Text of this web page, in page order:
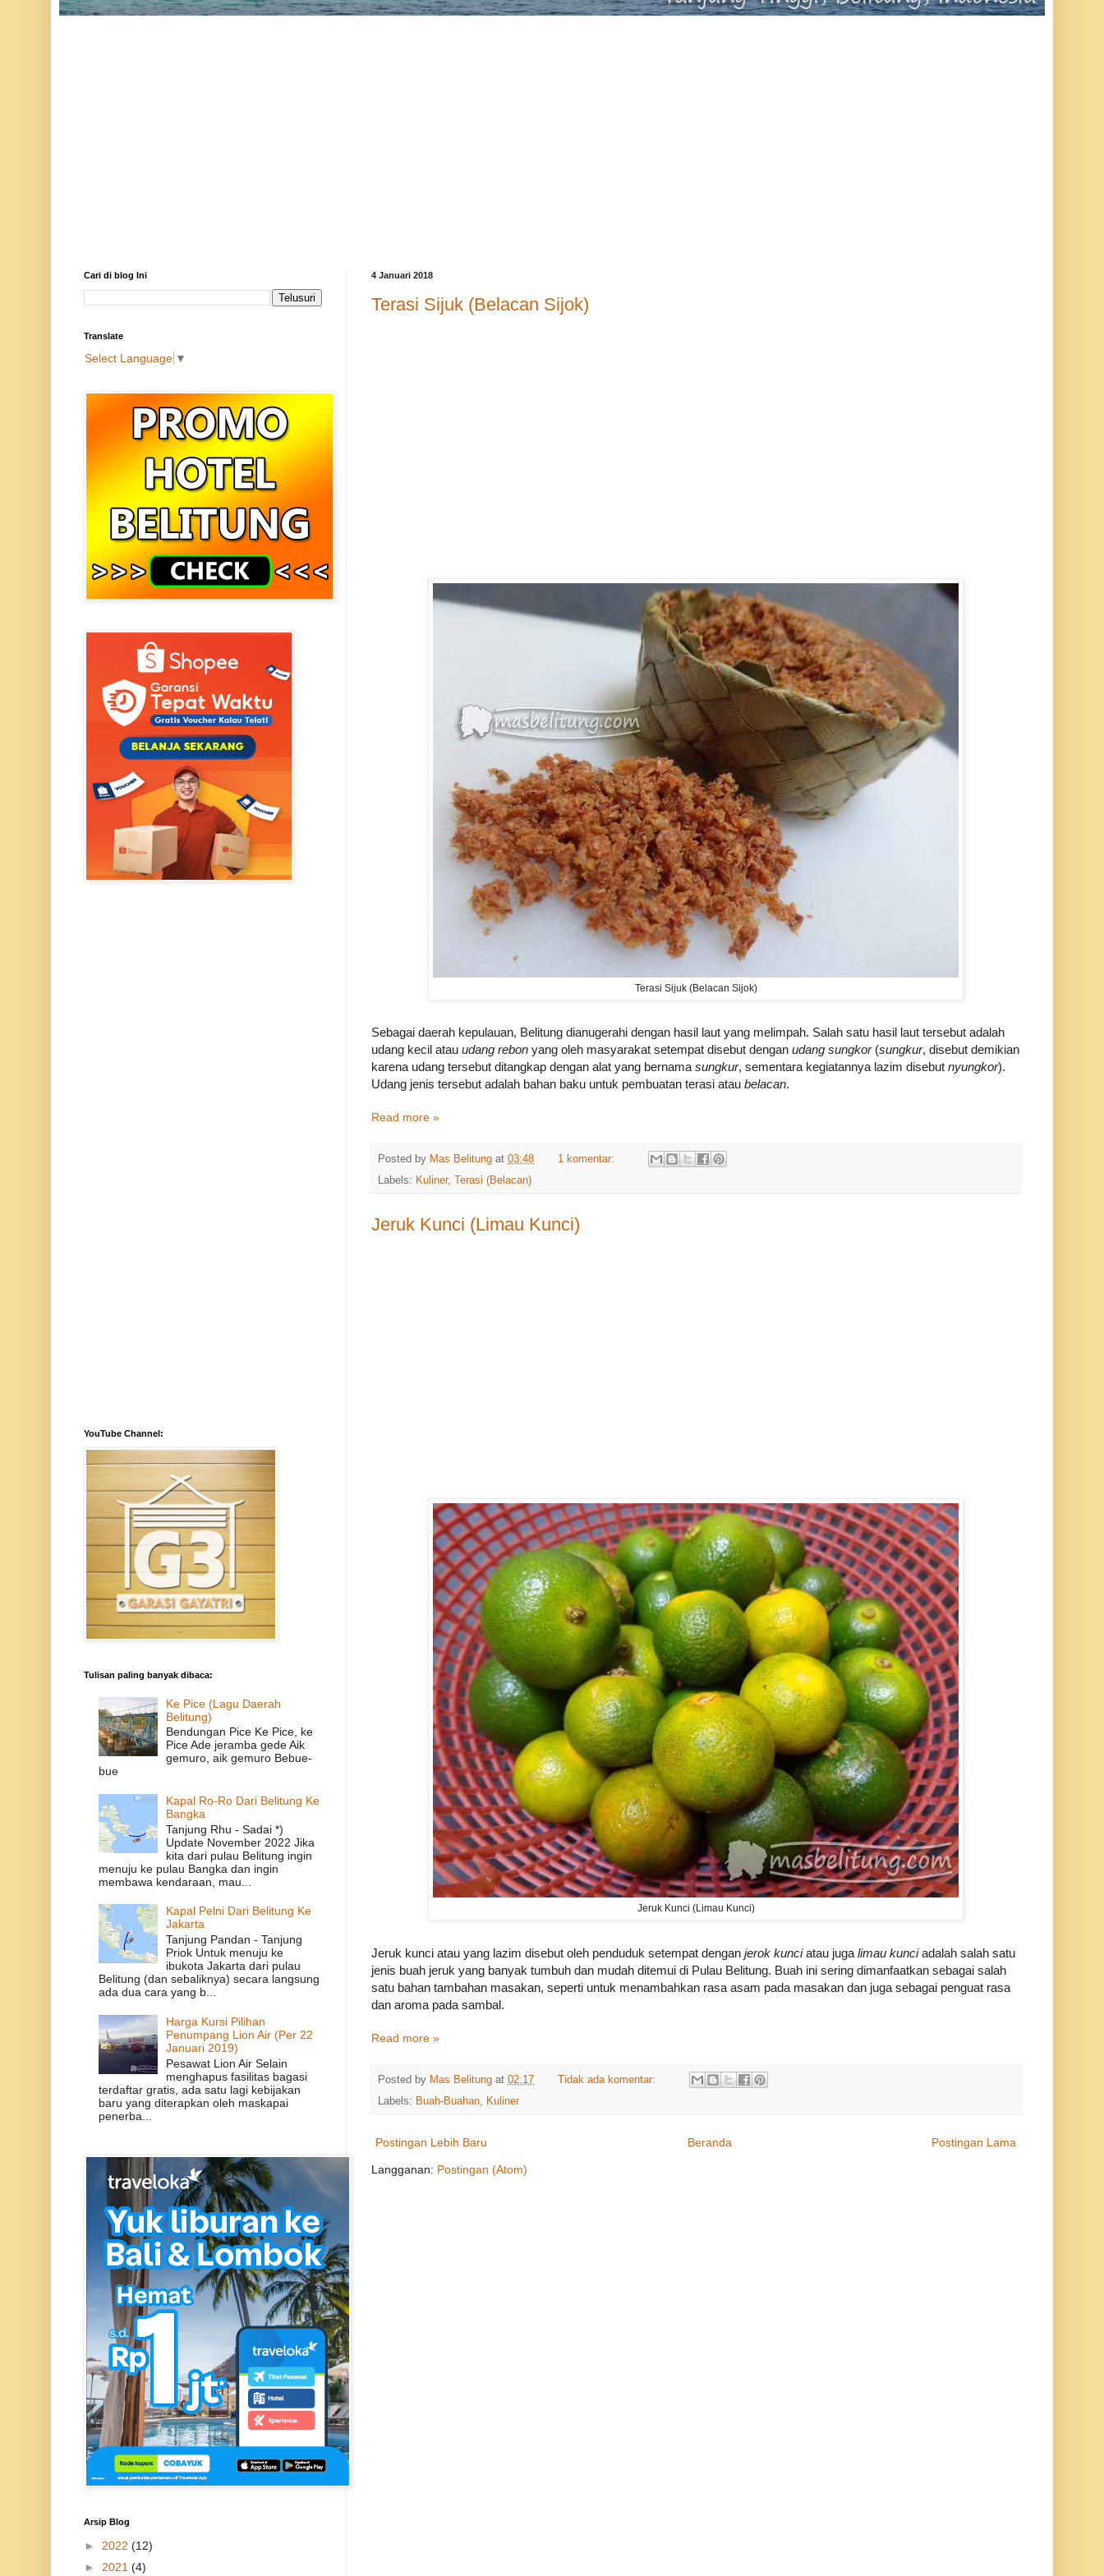
4 Januari 2018
Terasi Sijuk (Belacan Sijok)
Terasi Sijuk (Belacan Sijok)
Sebagai daerah kepulauan, Belitung dianugerahi dengan hasil laut yang melimpah. Salah satu hasil laut tersebut adalah
udang kecil atau udang rebon yang oleh masyarakat setempat disebut dengan udang sungkor(sungkur, disebut demikian
karena udang tersebut ditangkap dengan alat yang bernama sungkur, sementara kegiatannya lazim disebut nyungkor).
Udang jenis tersebut adalah bahan baku untuk pembuatan terasi atau belacan.
Read more »
Posted by Mas Belitung at 03:48
1 komentar:
Labels: Kuliner, Terasi (Belacan)
Jeruk Kunci (Limau Kunci)
Jeruk Kunci (Limau Kunci)
Jeruk kunci atau yang lazim disebut oleh penduduk setempat dengan jerok kunciatau juga limau kunciadalah salah satu
jenis buah jeruk yang banyak tumbuh dan mudah ditemui di Pulau Belitung. Buah ini sering dimanfaatkan sebagai salah
satu bahan tambahan masakan, seperti untuk menambahkan rasa asam pada masakan dan juga sebagai penguat rasa
dan aroma pada sambal.
Read more »
Posted by Mas Belitung at 02:17
Tidak ada komentar:
Labels: Buah-Buahan, Kuliner
Postingan Lebih Baru Postingan Lama
Beranda
Langganan: Postingan (Atom)
Cari di blog Ini
Translate
Select Language ▼
YouTube Channel:
Tulisan paling banyak dibaca:
Ke Pice (Lagu Daerah
Belitung)
Bendungan Pice Ke Pice, ke
Pice Ade jeramba gede Aik
gemuro, aik gemuro Bebue-
bue
Kapal Ro-Ro Dari Belitung Ke
Bangka
Tanjung Rhu - Sadai *)
Update November 2022 Jika
kita dari pulau Belitung ingin
menuju ke pulau Bangka dan ingin
membawa kendaraan, mau...
Kapal Pelni Dari Belitung Ke
Jakarta
Tanjung Pandan - Tanjung
Priok Untuk menuju ke
ibukota Jakarta dari pulau
Belitung (dan sebaliknya) secara langsung
ada dua cara yang b...
Harga Kursi Pilihan
Penumpang Lion Air (Per 22
Januari 2019)
Pesawat Lion Air Selain
menghapus fasilitas bagasi
terdaftar gratis, ada satu lagi kebijakan
baru yang diterapkan oleh maskapai
penerba...
Arsip Blog
► 2022 (12)
► 2021 (4)